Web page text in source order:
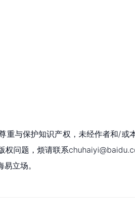
重与保护知识产权，未经作者和/或
问题，烦请联系
立场。